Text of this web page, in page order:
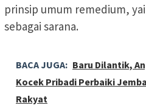
prinsip umum remedium,
sebagai sarana.
BACA JUGA: Baru Dilantik,
Kocek Pribadi Perbaiki
Rakyat